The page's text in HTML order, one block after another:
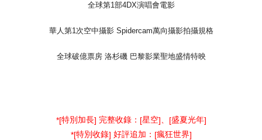
全球第1部4DX演唱會電影
華人第1次空中攝影 Spidercam萬向攝影拍攝規格
全球破億票房 洛杉磯 巴黎影業聖地盛情特映
*[特別加長] 完整收錄： [星空] [盛夏光年]
*[特別收錄] 好評追加： [瘋狂世界]